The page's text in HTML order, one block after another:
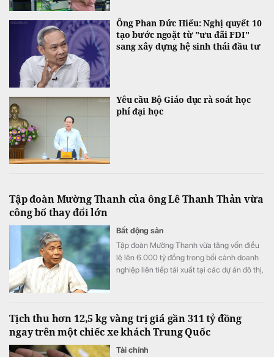
Ông Phan Đức Hiếu: Nghị quyết 10
tạo bước ngoặt từ "ưu đãi FDI"
sang xây dựng hệ sinh thái đầu tư
Yêu cầu Bộ Giáo dục rà soát học
phí đại học
Tập đoàn Mường Thanh của ông Lê Thanh Thản vừa
công bố thay đổi lớn
Bất động sản
Tập đoàn Mường Thanh vừa tăng vốn điều
lệ lên 6.000 tỷ đồng trong bối cảnh doanh
nghiệp liên tiếp tái xuất tại các dự án đô thị,
Tịch thu hơn 12,5 kg vàng trị giá gần 311 tỷ đồng
ngay trên một chiếc xe khách Trung Quốc
Tài chính